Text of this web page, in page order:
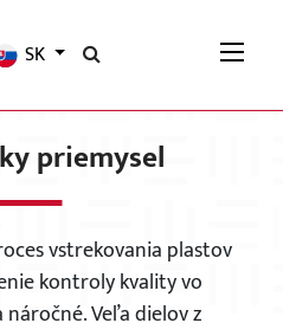
SK
priemysel
vstrekovania plastov
kontroly kvality vo
Veľa dielov z